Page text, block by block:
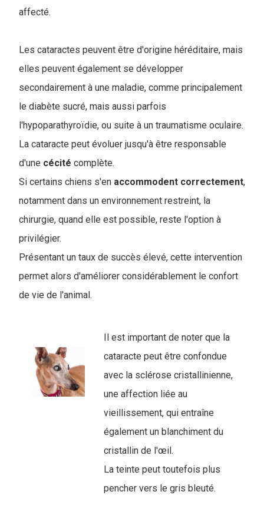
affecté.
Les cataractes peuvent être d'origine héréditaire, mais
elles peuvent également se développer
secondairement à une maladie, comme principalement
le diabète sucré, mais aussi parfois
l'hypoparathyroïdie, ou suite à un traumatisme oculaire.
La cataracte peut évoluer jusqu'à être responsable
d'une cécité complète.
Si certains chiens s'en accommodent correctement,
notamment dans un environnement restreint, la
chirurgie, quand elle est possible, reste l'option à
privilégier.
Présentant un taux de succès élevé, cette intervention
permet alors d'améliorer considérablement le confort
de vie de l'animal.
Il est important de noter que la
cataracte peut être confondue
avec la sclérose cristallinienne,
une affection liée au
vieillissement, qui entraîne
également un blanchiment du
cristallin de l'œil.
La teinte peut toutefois plus
pencher vers le gris bleuté.